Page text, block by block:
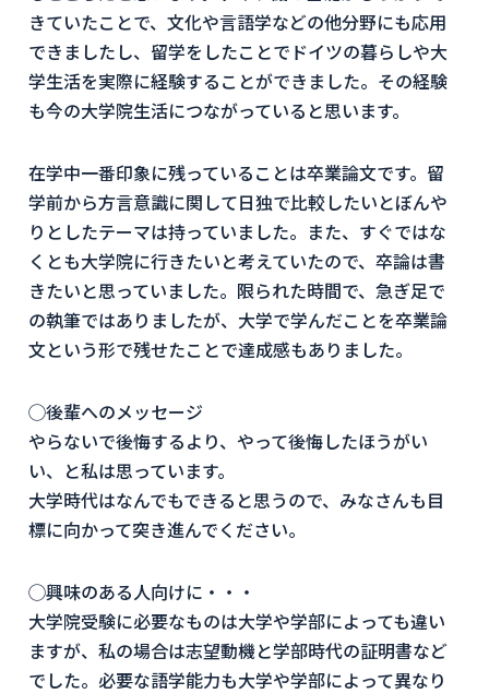
きていたことで、文化や言語学などの他分野にも応用
できましたし、留学をしたことでドイツの暮らしや大
学生活を実際に経験することができました。その経験
も今の大学院生活につながっていると思います。
在学中一番印象に残っていることは卒業論文です。留
学前から方言意識に関して日独で比較したいとぼんや
りとしたテーマは持っていました。また、すぐではな
くとも大学院に行きたいと考えていたので、卒論は書
きたいと思っていました。限られた時間で、急ぎ足で
の執筆ではありましたが、大学で学んだことを卒業論
文という形で残せたことで達成感もありました。
◯後輩へのメッセージ
やらないで後悔するより、やって後悔したほうがい
い、と私は思っています。
大学時代はなんでもできると思うので、みなさんも目
標に向かって突き進んでください。
◯興味のある人向けに・・・
大学院受験に必要なものは大学や学部によっても違い
ますが、私の場合は志望動機と学部時代の証明書など
でした。必要な語学能力も大学や学部によって異なり